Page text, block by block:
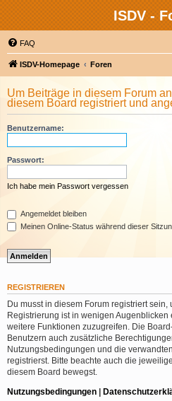
ISDV -
FAQ
ISDV-Homepage Foren
Um Beiträge in diesem Forum
diesem Board registriert und
Benutzername:
Passwort:
Ich habe mein Passwort vergessen
Angemeldet bleiben
Meinen Online-Status während dieser
REGISTRIEREN
Du musst in diesem Forum registriert
Registrierung ist in wenigen
weitere Funktionen zuzugreifen. Die
Benutzern auch zusätzliche
Nutzungsbedingungen und die
registrierst. Bitte beachte auch die
diesem Board bewegst.
Nutzungsbedingungen |